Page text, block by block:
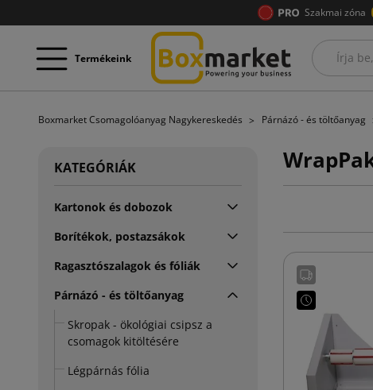
Szakmai zóna
Termékeink
Boxmarket Csomagolóanyag Nagykereskedés Párnázó - és töltőanyag
KATEGÓRIÁK
Kartonok és dobozok
Borítékok, postazsákok
Ragasztószalagok és fóliák
Párnázó - és töltőanyag
Skropak - ökológiai csipsz a
csomagok kitöltésére
Légpárnás fólia